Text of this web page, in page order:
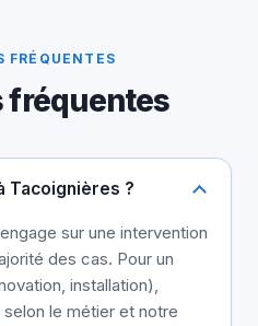
FRÉQUENTES
fréquentes
Tacoignières ?
sur une intervention
des cas. Pour un
installation),
le métier et notre